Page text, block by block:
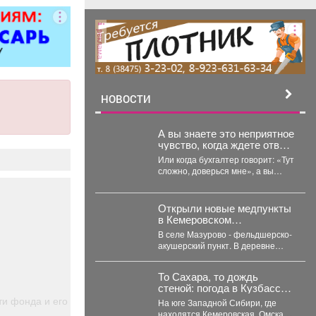
фонда и его
реклама
НОВОСТИ
А вы знаете это неприятное
чувство, когда ждете ответ
из налоговой, как приговор?
Или когда бухгалтер говорит: «Тут
сложно, доверься мне», а вы
...
Открыли новые медпункты
в Кемеровском
муниципальном округе.
В селе Мазурово - фельдшерско-
акушерский пункт. В деревне
То Сахара, то дождь
стеной: погода в Кузбассе
станет хуже и аномальнее
– причина
На юге Западной Сибири, где